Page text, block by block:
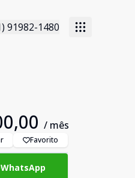
91982-1480
/ mês
Favorito
WhatsApp